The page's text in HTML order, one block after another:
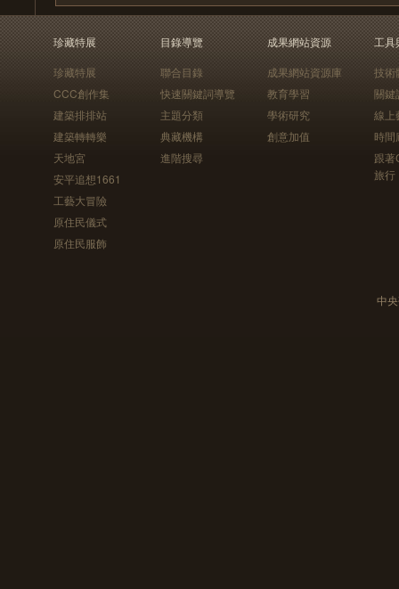
珍藏特展
珍藏特展
CCC創作集
建築排排站
建築轉轉樂
天地宮
安平追想1661
工藝大冒險
原住民儀式
原住民服飾
目錄導覽
聯合目錄
快速關鍵詞導覽
主題分類
典藏機構
進階搜尋
成果網站資源
成果網站資源庫
教育學習
學術研究
創意加值
工具
技術
關鍵
線上
時間
跟
旅行
中